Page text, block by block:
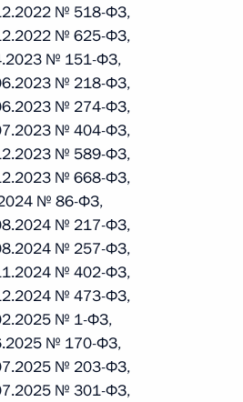
деятельности
и статьи 31 и 151 Уголовно-
№ 518-ФЗ,
№ 625-ФЗ,
№ 151-ФЗ,
№ 218-ФЗ,
№ 274-ФЗ,
№ 404-ФЗ,
№ 589-ФЗ,
№ 668-ФЗ,
№ 86-ФЗ,
№ 217-ФЗ,
№ 257-ФЗ,
№ 402-ФЗ,
№ 473-ФЗ,
№ 1-ФЗ,
№ 170-ФЗ,
№ 203-ФЗ,
№ 301-ФЗ,